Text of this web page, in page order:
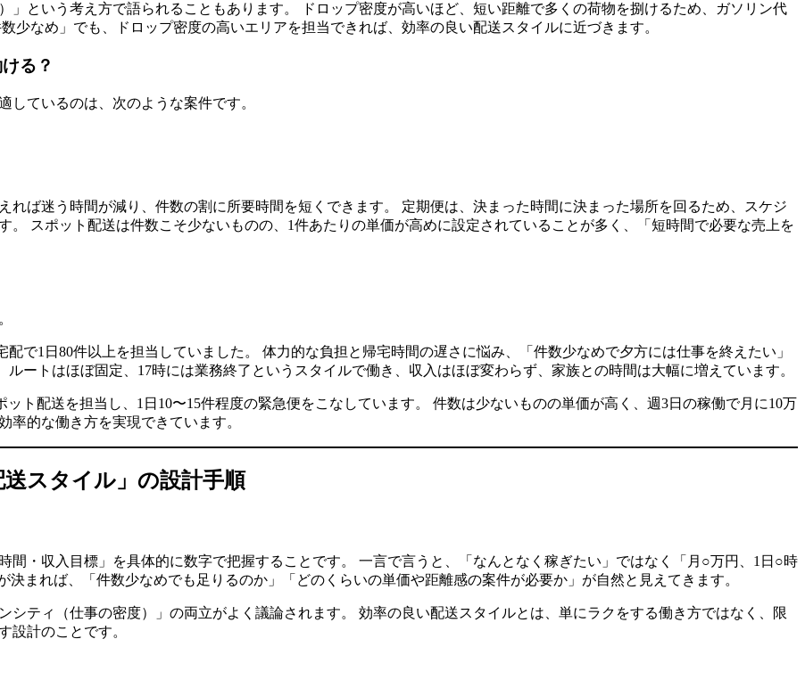
」という考え方で語られることもあります。 ドロップ密度が高いほど、短い距離で多くの荷物を捌けるため、ガソリン代
少なめ」でも、ドロップ密度の高いエリアを担当できれば、効率の良い配送スタイルに近づきます。
る？
ているのは、次のような案件です。
ば迷う時間が減り、件数の割に所要時間を短くできます。 定期便は、決まった時間に決まった場所を回るため、スケジ
。 スポット配送は件数こそ少ないものの、1件あたりの単価が高めに設定されていることが多く、「短時間で必要な売上を
で1日80件以上を担当していました。 体力的な負担と帰宅時間の遅さに悩み、「件数少なめで夕方には仕事を終えたい」
ートはほぼ固定、17時には業務終了というスタイルで働き、収入はほぼ変わらず、家族との時間は大幅に増えています。
ト配送を担当し、1日10〜15件程度の緊急便をこなしています。 件数は少ないものの単価が高く、週3日の稼働で月に10万
率的な働き方を実現できています。
スタイル」の設計手順
間・収入目標」を具体的に数字で把握することです。 一言で言うと、「なんとなく稼ぎたい」ではなく「月○万円、1日○時
まれば、「件数少なめでも足りるのか」「どのくらいの単価や距離感の案件が必要か」が自然と見えてきます。
ティ（仕事の密度）」の両立がよく議論されます。 効率の良い配送スタイルとは、単にラクをする働き方ではなく、限
設計のことです。